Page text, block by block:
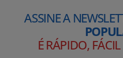
ASSINE A
É RÁPIDO,